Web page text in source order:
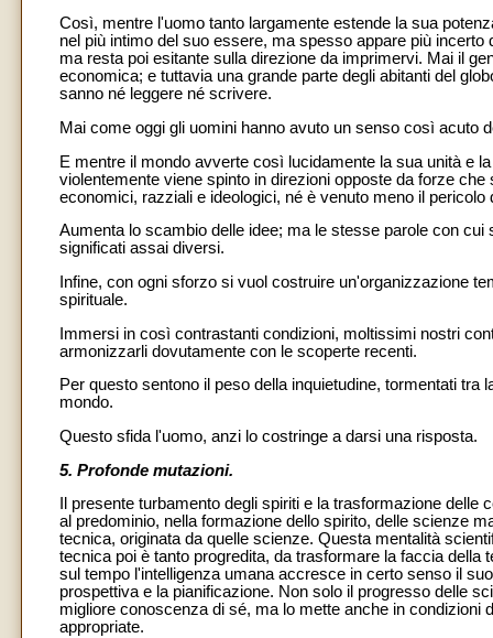
Così, mentre l'uomo tanto largamente estende la sua
nel più intimo del suo essere, ma spesso appare più
ma resta poi esitante sulla direzione da imprimervi. Mai il
economica; e tuttavia una grande parte degli abitanti del
sanno né leggere né scrivere.
Mai come oggi gli uomini hanno avuto un senso così acuto
E mentre il mondo avverte così lucidamente la sua unità e
violentemente viene spinto in direzioni opposte da forze
economici, razziali e ideologici, né è venuto meno il
Aumenta lo scambio delle idee; ma le stesse parole con
significati assai diversi.
Infine, con ogni sforzo si vuol costruire un'organizzazione
spirituale.
Immersi in così contrastanti condizioni, moltissimi nostri
armonizzarli dovutamente con le scoperte recenti.
Per questo sentono il peso della inquietudine, tormentati
mondo.
Questo sfida l'uomo, anzi lo costringe a darsi una risposta.
5. Profonde mutazioni.
Il presente turbamento degli spiriti e la trasformazione
al predominio, nella formazione dello spirito, delle scienze
tecnica, originata da quelle scienze. Questa mentalità
tecnica poi è tanto progredita, da trasformare la faccia
sul tempo l'intelligenza umana accresce in certo senso il
prospettiva e la pianificazione. Non solo il progresso delle
migliore conoscenza di sé, ma lo mette anche in condizioni
appropriate.